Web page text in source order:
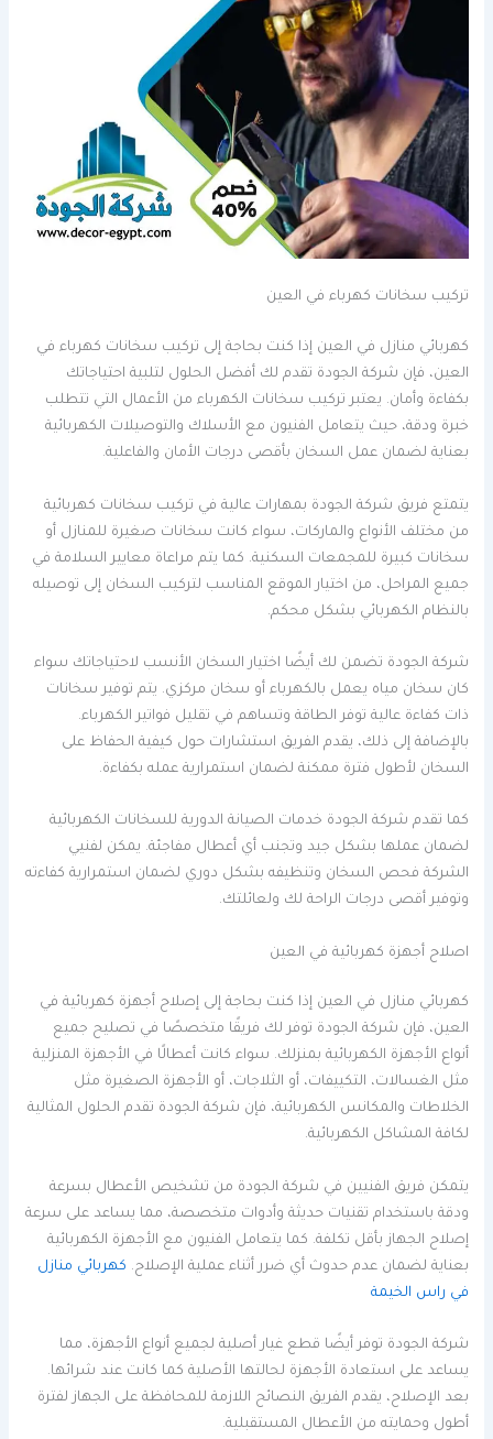
تركيب سخانات كهرباء في العين
كهربائي منازل في العين إذا كنت بحاجة إلى تركيب سخانات كهرباء في
العين، فإن شركة الجودة تقدم لك أفضل الحلول لتلبية احتياجاتك
بكفاءة وأمان. يعتبر تركيب سخانات الكهرباء من الأعمال التي تتطلب
خبرة ودقة، حيث يتعامل الفنيون مع الأسلاك والتوصيلات الكهربائية
بعناية لضمان عمل السخان بأقصى درجات الأمان والفاعلية.
يتمتع فريق شركة الجودة بمهارات عالية في تركيب سخانات كهربائية
من مختلف الأنواع والماركات، سواء كانت سخانات صغيرة للمنازل أو
سخانات كبيرة للمجمعات السكنية. كما يتم مراعاة معايير السلامة في
جميع المراحل، من اختيار الموقع المناسب لتركيب السخان إلى توصيله
بالنظام الكهربائي بشكل محكم.
شركة الجودة تضمن لك أيضًا اختيار السخان الأنسب لاحتياجاتك سواء
كان سخان مياه يعمل بالكهرباء أو سخان مركزي. يتم توفير سخانات
ذات كفاءة عالية توفر الطاقة وتساهم في تقليل فواتير الكهرباء.
بالإضافة إلى ذلك، يقدم الفريق استشارات حول كيفية الحفاظ على
السخان لأطول فترة ممكنة لضمان استمرارية عمله بكفاءة.
كما تقدم شركة الجودة خدمات الصيانة الدورية للسخانات الكهربائية
لضمان عملها بشكل جيد وتجنب أي أعطال مفاجئة. يمكن لفنيي
الشركة فحص السخان وتنظيفه بشكل دوري لضمان استمرارية كفاءته
وتوفير أقصى درجات الراحة لك ولعائلتك.
اصلاح أجهزة كهربائية في العين
كهربائي منازل في العين إذا كنت بحاجة إلى إصلاح أجهزة كهربائية في
العين، فإن شركة الجودة توفر لك فريقًا متخصصًا في تصليح جميع
أنواع الأجهزة الكهربائية بمنزلك. سواء كانت أعطالًا في الأجهزة المنزلية
مثل الغسالات، التكييفات، أو الثلاجات، أو الأجهزة الصغيرة مثل
الخلاطات والمكانس الكهربائية، فإن شركة الجودة تقدم الحلول المثالية
لكافة المشاكل الكهربائية.
يتمكن فريق الفنيين في شركة الجودة من تشخيص الأعطال بسرعة
ودقة باستخدام تقنيات حديثة وأدوات متخصصة، مما يساعد على سرعة
إصلاح الجهاز بأقل تكلفة. كما يتعامل الفنيون مع الأجهزة الكهربائية
بعناية لضمان عدم حدوث أي ضرر أثناء عملية الإصلاح. كهربائي منازل
في راس الخيمة
شركة الجودة توفر أيضًا قطع غيار أصلية لجميع أنواع الأجهزة، مما
يساعد على استعادة الأجهزة لحالتها الأصلية كما كانت عند شرائها.
بعد الإصلاح، يقدم الفريق النصائح اللازمة للمحافظة على الجهاز لفترة
أطول وحمايته من الأعطال المستقبلية.